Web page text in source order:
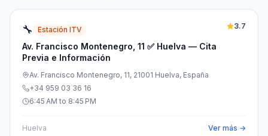
🔧 Estación ITV
Av. Francisco Montenegro, 11 ✅ Huelva — Cita
Previa e Información
3.7
Av. Francisco Montenegro, 11, 21001 Huelva, España
+34 959 03 36 16
6:45 AM to 8:45 PM
Huelva Ver más →